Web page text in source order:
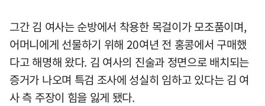
그간 김 여사는 순방에서 착용한 목걸이가 모조품이며,
어머니에게 선물하기 위해 20여년 전 홍콩에서 구매했
다고 해명해 왔다. 김 여사의 진술과 정면으로 배치되는
증거가 나오며 특검 조사에 성실히 임하고 있다는 김 여
사 측 주장이 힘을 잃게 됐다.